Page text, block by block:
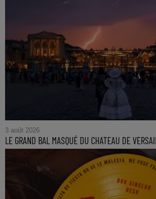
3 août 2026
LE GRAND BAL MASQUÉ DU CHATEAU DE